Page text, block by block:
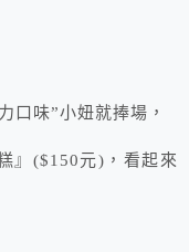
口味”小妞就捧場，
』($150元)，看起來